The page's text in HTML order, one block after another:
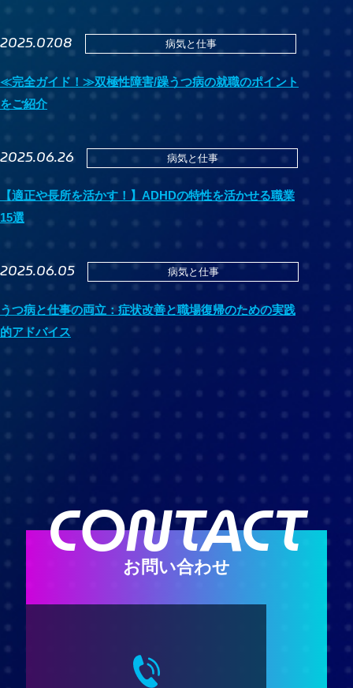
2025.07.08 病気と仕事
≪完全ガイド！≫双極性障害/躁うつ病の就職のポイント
をご紹介
2025.06.26 病気と仕事
【適正や長所を活かす！】ADHDの特性を活かせる職業
15選
2025.06.05 病気と仕事
うつ病と仕事の両立：症状改善と職場復帰のための実践
的アドバイス
CONTACT
お問い合わせ